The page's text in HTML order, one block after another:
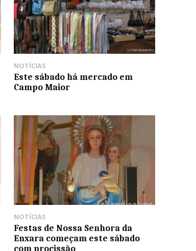
NOTÍCIAS
Este sábado há mercado em
Campo Maior
NOTÍCIAS
Festas de Nossa Senhora da
Enxara começam este sábado
com procissão